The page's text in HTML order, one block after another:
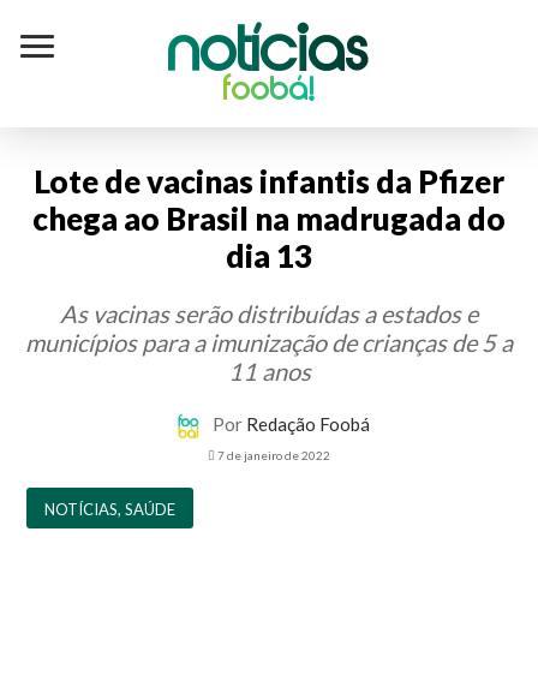
Notícias
foobá!
Lote de vacinas infantis da Pfizer
chega ao Brasil na madrugada do
dia 13
As vacinas serão distribuídas a estados e
municípios para a imunização de crianças de 5 a
11 anos
Por Redação Foobá
7 de janeiro de 2022
NOTÍCIAS,SAÚDE